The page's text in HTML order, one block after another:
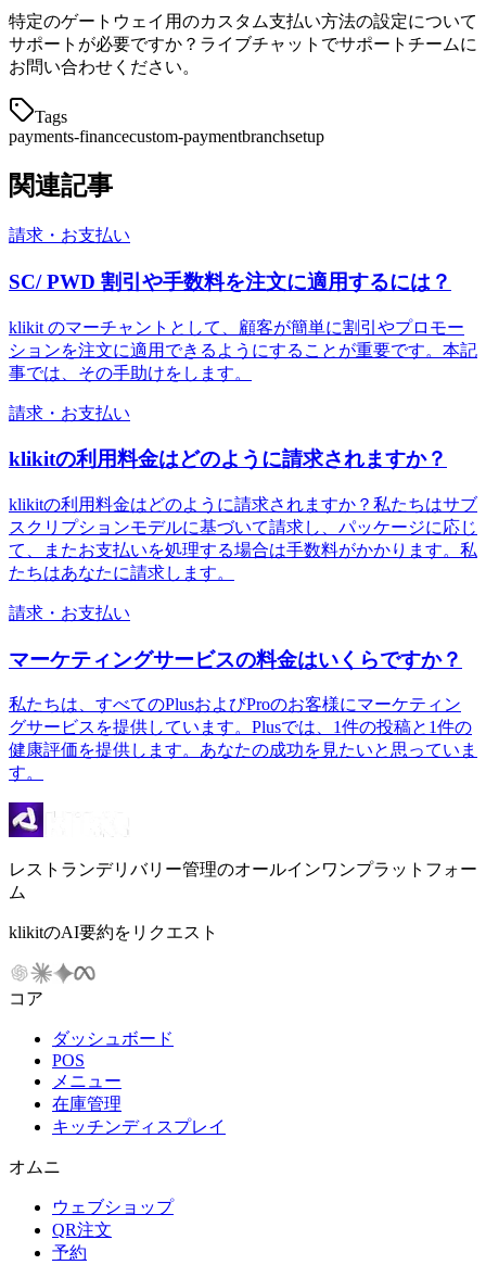
特定のゲートウェイ用のカスタム支払い方法の設定について
サポートが必要ですか？ライブチャットでサポートチームに
お問い合わせください。
Tags
payments-financecustom-paymentbranchsetup
関連記事
請求・お支払い
SC/ PWD 割引や手数料を注文に適用するには？
klikit のマーチャントとして、顧客が簡単に割引やプロモー
ションを注文に適用できるようにすることが重要です。本記
事では、その手助けをします。
請求・お支払い
klikitの利用料金はどのように請求されますか？
klikitの利用料金はどのように請求されますか？私たちはサブ
スクリプションモデルに基づいて請求し、パッケージに応じ
て、またお支払いを処理する場合は手数料がかかります。私
たちはあなたに請求します。
請求・お支払い
マーケティングサービスの料金はいくらですか？
私たちは、すべてのPlusおよびProのお客様にマーケティン
グサービスを提供しています。Plusでは、1件の投稿と1件の
健康評価を提供します。あなたの成功を見たいと思っていま
す。
レストランデリバリー管理のオールインワンプラットフォー
ム
klikitのAI要約をリクエスト
コア
ダッシュボード
POS
メニュー
在庫管理
キッチンディスプレイ
オムニ
ウェブショップ
QR注文
予約